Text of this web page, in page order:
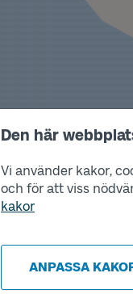
Den här
Vi använder kakor,
och för att viss
kakor
ANPASSA